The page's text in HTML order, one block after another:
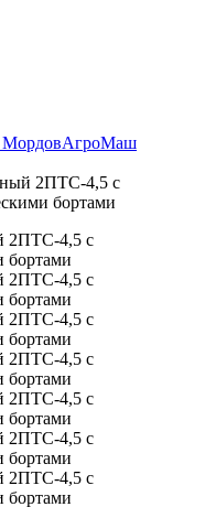
2ПТС-4,5 с
бортами